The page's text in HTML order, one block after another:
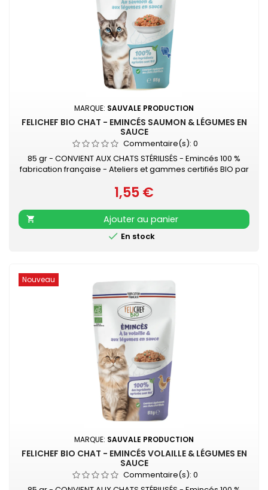
MARQUE: SAUVALE PRODUCTION
FELICHEF BIO CHAT - EMINCÉS SAUMON & LÉGUMES EN
SAUCE
Commentaire(s): 0
85 gr - CONVIENT AUX CHATS STÉRILISÉS - Emincés 100 %
fabrication française - Ateliers et gammes certifiés BIO par
Délicieux émincés en sauce pour chat saveur saumon et
légumes bio. Riches en protéines d’origines animales,
diverses vitamines et avec un taux d'humidité élevé, vous
rendrez votre félin...
Prix
1,55 €

Ajouter au panier
 En stock
Nouveau
MARQUE: SAUVALE PRODUCTION
FELICHEF BIO CHAT - EMINCÉS VOLAILLE & LÉGUMES EN
SAUCE
Commentaire(s): 0